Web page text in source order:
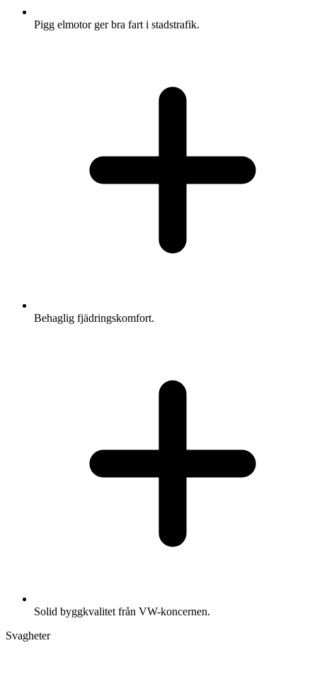
Pigg elmotor ger bra fart i stadstrafik.
Behaglig fjädringskomfort.
Solid byggkvalitet från VW-koncernen.
Svagheter